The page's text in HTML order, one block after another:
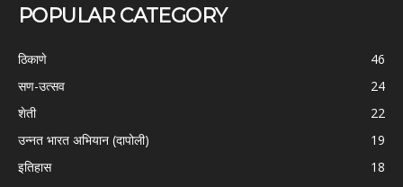
POPULAR CATEGORY
ठिकाणे
46
सण-उत्सव
24
शेती
22
उन्नत भारत अभियान (दापोली)
19
इतिहास
18